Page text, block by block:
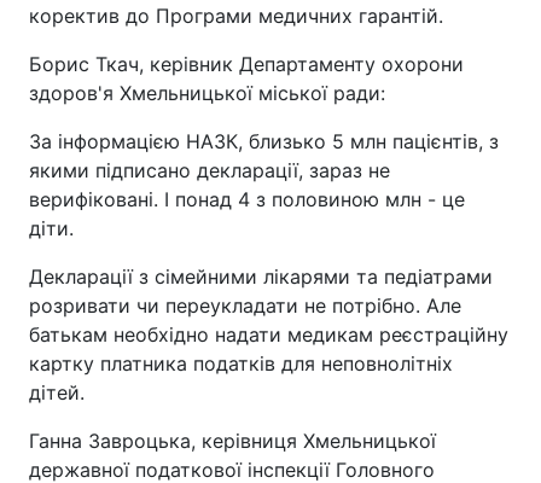
коректив до Програми медичних гарантій.
Борис Ткач, керівник Департаменту охорони
здоров'я Хмельницької міської ради:
За інформацією НАЗК, близько 5 млн пацієнтів, з
якими підписано декларації, зараз не
верифіковані. І понад 4 з половиною млн - це
діти.
Декларації з сімейними лікарями та педіатрами
розривати чи переукладати не потрібно. Але
батькам необхідно надати медикам реєстраційну
картку платника податків для неповнолітніх
дітей.
Ганна Завроцька, керівниця Хмельницької
державної податкової інспекції Головного